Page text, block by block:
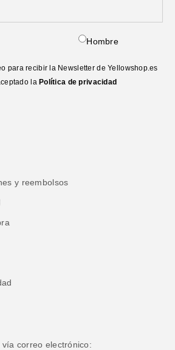
Hombre
para recibir la Newsletter de Yellowshop.es
la Política de privacidad
y reembolsos
correo electrónico: